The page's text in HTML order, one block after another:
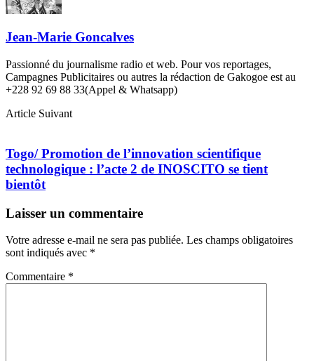
Jean-Marie Goncalves
Passionné du journalisme radio et web. Pour vos reportages,
Campagnes Publicitaires ou autres la rédaction de Gakogoe est au
+228 92 69 88 33(Appel & Whatsapp)
Article Suivant
Togo/ Promotion de l’innovation scientifique
technologique : l’acte 2 de INOSCITO se tient
bientôt
Laisser un commentaire
Votre adresse e-mail ne sera pas publiée. Les champs obligatoires
sont indiqués avec *
Commentaire *